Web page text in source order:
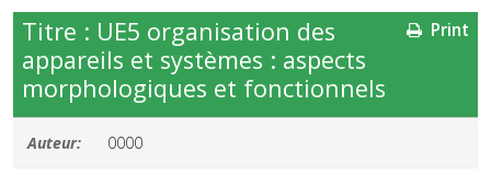
Print
Titre : UE5 organisation des
appareils et systèmes : aspects
morphologiques et fonctionnels
Auteur: 0000